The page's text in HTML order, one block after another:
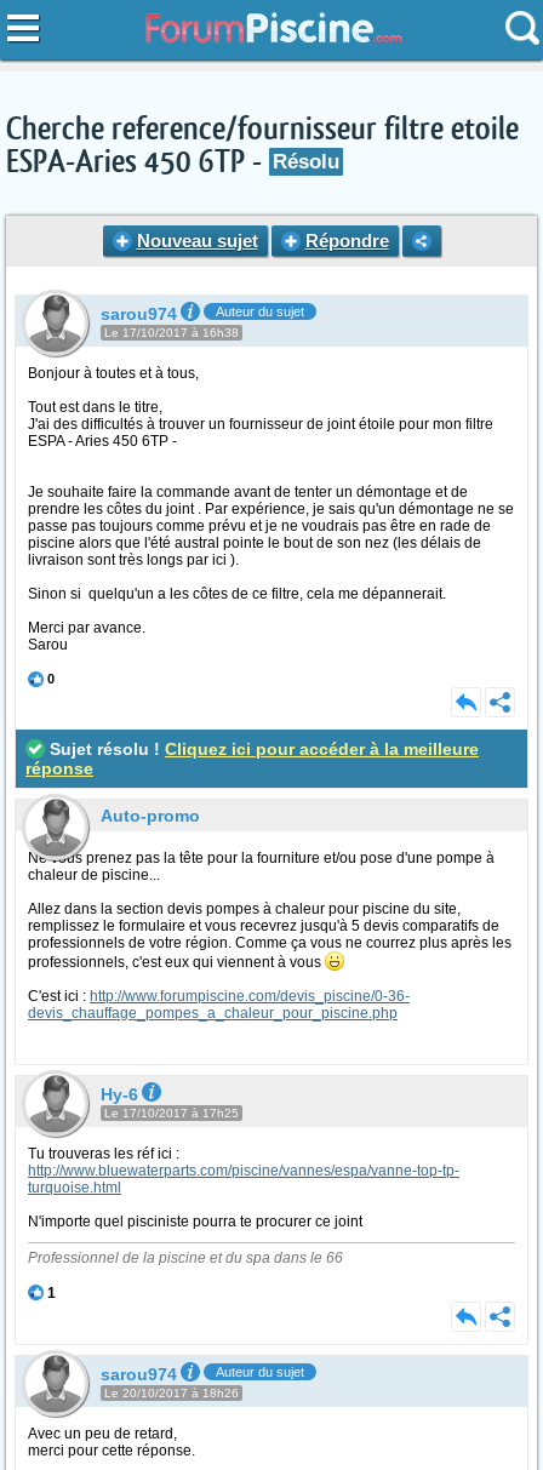
Cherche reference/fournisseur filtre etoile
ESPA-Aries 450 6TP - Résolu
Nouveau sujet Répondre
sarou974 Auteur du sujet
Le 17/10/2017 à 16h38
Bonjour à toutes et à tous,
Tout est dans le titre,
J'ai des difficultés à trouver un fournisseur de joint étoile pour mon filtre
ESPA - Aries 450 6TP -
Je souhaite faire la commande avant de tenter un démontage et de
prendre les côtes du joint . Par expérience, je sais qu'un démontage ne se
passe pas toujours comme prévu et je ne voudrais pas être en rade de
piscine alors que l'été austral pointe le bout de son nez (les délais de
livraison sont très longs par ici ).
Sinon si quelqu'un a les côtes de ce filtre, cela me dépannerait.
Merci par avance.
Sarou
0
Sujet résolu ! Cliquez ici pour accéder à la meilleure
réponse
Auto-promo
Ne vous prenez pas la tête pour la fourniture et/ou pose d'une pompe à
chaleur de piscine...
Allez dans la section devis pompes à chaleur pour piscine du site,
remplissez le formulaire et vous recevrez jusqu'à 5 devis comparatifs de
professionnels de votre région. Comme ça vous ne courrez plus après les
professionnels, c'est eux qui viennent à vous
C'est ici : http://www.forumpiscine.com/devis_piscine/0-36-
devis_chauffage_pompes_a_chaleur_pour_piscine.php
Hy-6
Le 17/10/2017 à 17h25
Tu trouveras les réf ici :
http://www.bluewaterparts.com/piscine/vannes/espa/vanne-top-tp-
turquoise.html
N'importe quel pisciniste pourra te procurer ce joint
Professionnel de la piscine et du spa dans le 66
1
sarou974 Auteur du sujet
Le 20/10/2017 à 18h26
Avec un peu de retard,
merci pour cette réponse.